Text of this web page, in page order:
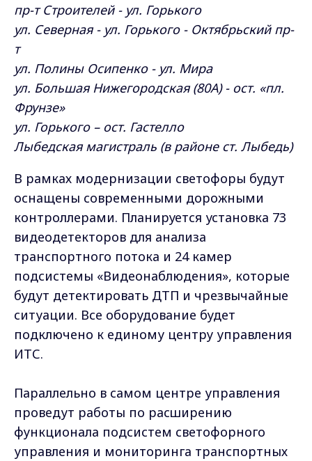
пр-т Строителей - ул. Горького
ул. Северная - ул. Горького - Октябрьский пр-
т
ул. Полины Осипенко - ул. Мира
ул. Большая Нижегородская (80А) - ост. «пл.
Фрунзе»
ул. Горького – ост. Гастелло
Лыбедская магистраль (в районе ст. Лыбедь)
В рамках модернизации светофоры будут
оснащены современными дорожными
контроллерами. Планируется установка 73
видеодетекторов для анализа
транспортного потока и 24 камер
подсистемы «Видеонаблюдения», которые
будут детектировать ДТП и чрезвычайные
ситуации. Все оборудование будет
подключено к единому центру управления
ИТС.
Параллельно в самом центре управления
проведут работы по расширению
функционала подсистем светофорного
управления и мониторинга транспортных